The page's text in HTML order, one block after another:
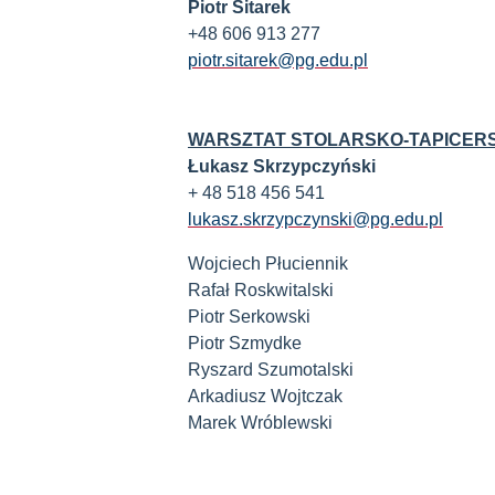
Piotr Sitarek
+48 606 913 277
piotr.sitarek@pg.edu.pl
WARSZTAT STOLARSKO-
Łukasz Skrzypczyński
+ 48 518 456 541
lukasz.skrzypczynski@pg.edu.pl
Wojciech Płuciennik
Rafał Roskwitalski
Piotr Serkowski
Piotr Szmydke
Ryszard Szumotalski
Arkadiusz Wojtczak
Marek Wróblewski